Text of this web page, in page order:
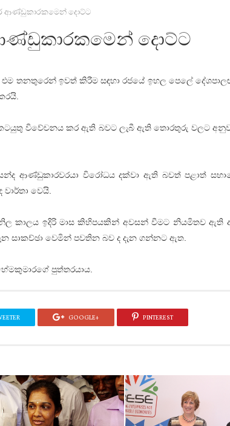
ආණ්ඩුකාරකමෙන් දොට්ට
දොට්ට
තනතුරෙන් ඉවත් කිරීම සඳහා රජයේ ඉහල පෙලේ
විවේචනය කර ඇති බවට ලැබී ඇති තොරතුරු වලට
ආණ්ඩුකාරවරයා විරෝධය දක්වා ඇති බවත් පළාත්
වෙයි.
කාලය ඉදිරි මාස කිහිපයකින් අවසන් වීමට නියමිතව ඇති
සාකච්ඡා වෙමින් පවතින බව ද දැන ගන්නට ඇත.
පුත්තරයාය.
GOOGLE+ PINTEREST